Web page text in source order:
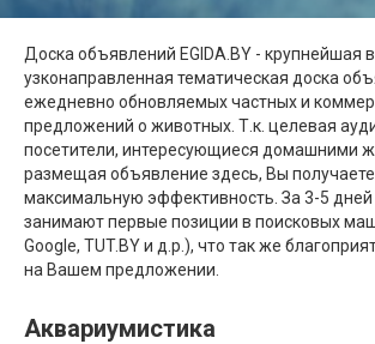
Доска объявлений EGIDA.BY - крупнейшая
узконаправленная тематическая доска
ежедневно обновляемых частных и
предложений о животных. Т.к. целевая
посетители, интересующиеся домашними
размещая объявление здесь, Вы получаете
максимальную эффективность. За 3-5
занимают первые позиции в поисковых
Google, TUT.BY и д.р.), что так же
на Вашем предложении.
Аквариумистика